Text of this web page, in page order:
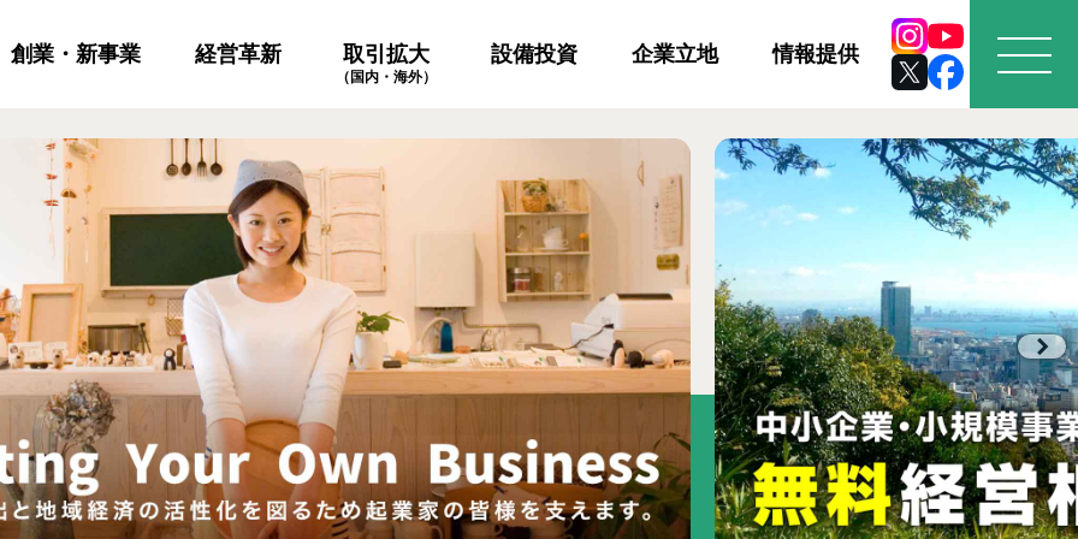
創業・新事業 経営革新 取引拡大
（国内・海外）
設備投資 企業立地 情報提供